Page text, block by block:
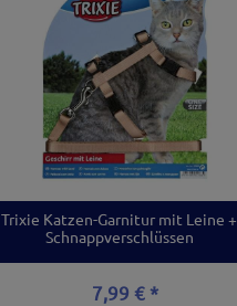
Trixie Katzen-Garnitur mit Leine +
Schnappverschlüssen
7,99 € *